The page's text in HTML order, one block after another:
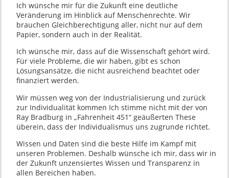
Ich wünsche mir für die Zukunft eine deutliche
Veränderung im Hinblick auf Menschenrechte. Wir
brauchen Gleichberechtigung aller, nicht nur auf dem
Papier, sondern auch in der Realität.
Ich wünsche mir, dass auf die Wissenschaft gehört wird.
Für viele Probleme, die wir haben, gibt es schon
Lösungsansätze, die nicht ausreichend beachtet oder
finanziert werden.
Wir müssen weg von der Industrialisierung und zurück
zur Individualität kommen Ich stimme nicht mit der von
Ray Bradburg in „Fahrenheit 451“ geäußerten These
überein, dass der Individualismus uns zugrunde richtet.
Wissen und Daten sind die beste Hilfe im Kampf mit
unseren Problemen. Deshalb wünsche ich mir, dass wir in
der Zukunft unzensiertes Wissen und Transparenz in
allen Bereichen haben.